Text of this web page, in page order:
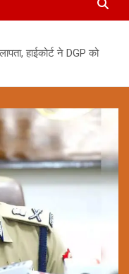
हाईकोर्ट ने DGP को